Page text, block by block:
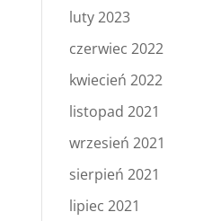
luty 2023
czerwiec 2022
kwiecień 2022
listopad 2021
wrzesień 2021
sierpień 2021
lipiec 2021